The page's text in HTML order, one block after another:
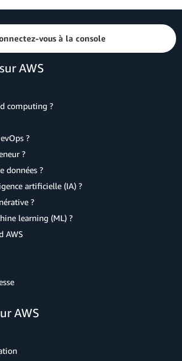
vous à la console
AWS
computing ?
?
?
données ?
artificielle (IA) ?
?
learning (ML) ?
AWS
AWS